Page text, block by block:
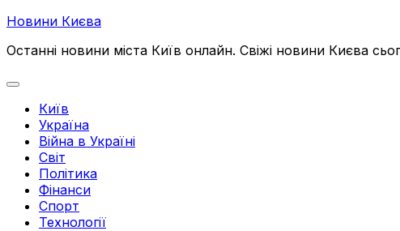
Перейти
вмісту
Новини Києва
Останні новини міста Київ онлайн. Свіжі новини Києва
Розгорнути
Київ
Україна
Війна в Україні
Світ
Політика
Поточна
сторінка:
Фінанси
Спорт
Технології